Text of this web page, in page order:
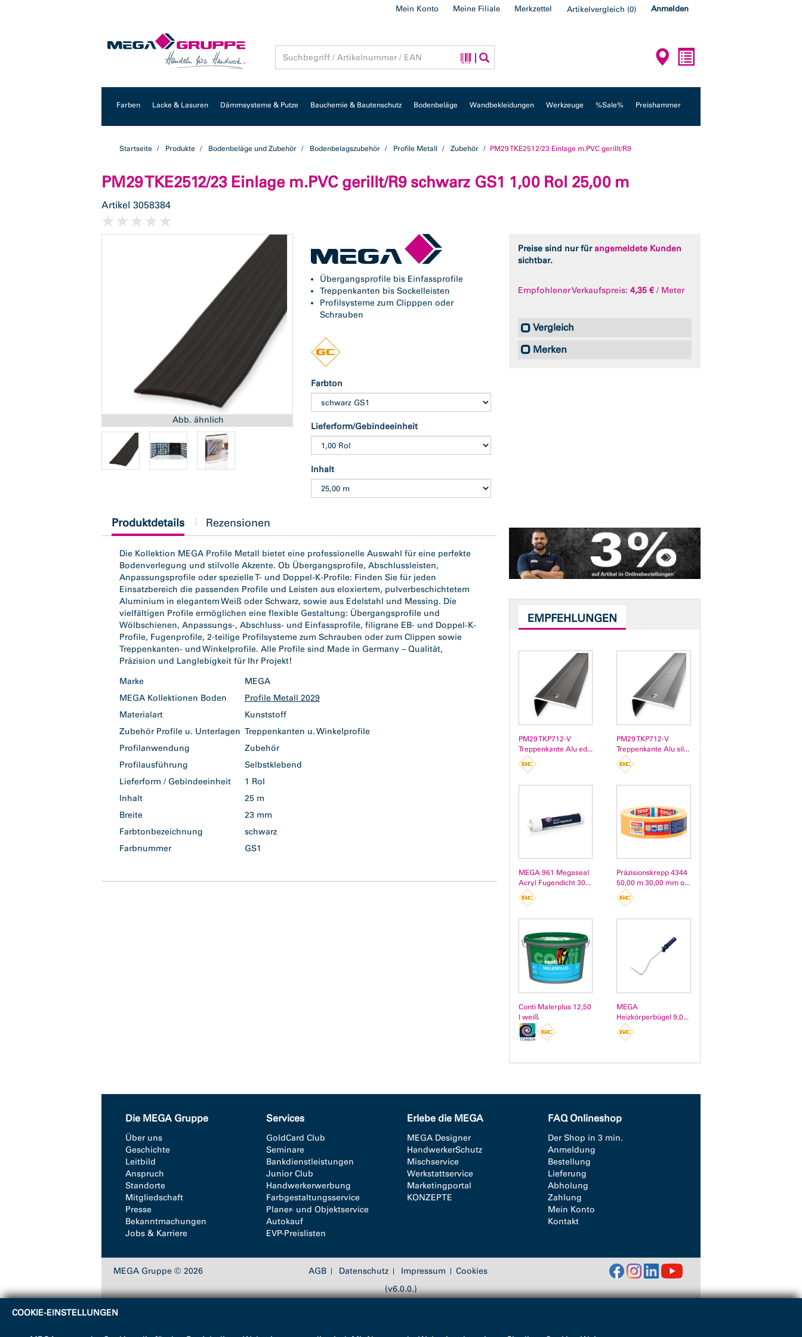
Mein Konto Meine Filiale Merkzettel Artikelvergleich (0) Anmelden
Farben Lacke & Lasuren Dämmsysteme & Putze Bauchemie & Bautenschutz Bodenbeläge Wandbekleidungen Werkzeuge %Sale% Preishammer
Startseite Produkte Bodenbeläge und Zubehör Bodenbelagszubehör Profile Metall Zubehör PM29 TKE2512/23 Einlage m.PVC gerillt/R9
PM29 TKE2512/23 Einlage m.PVC gerillt/R9 schwarz GS1 1,00 Rol 25,00 m
Artikel 3058384
Abb. ähnlich
Übergangsprofile bis Einfassprofile
Treppenkanten bis Sockelleisten
Profilsysteme zum Clipppen oder
Schrauben
Farbton
Lieferform/Gebindeeinheit
Inhalt
Preise sind nur fürangemeldete Kunden
sichtbar.
Empfohlener Verkaufspreis: 4,35 € / Meter
Vergleich
Merken
current
tab:
Produktdetails Rezensionen
Die Kollektion MEGA Profile Metall bietet eine professionelle Auswahl für eine perfekte
Bodenverlegung und stilvolle Akzente. Ob Übergangsprofile, Abschlussleisten,
Anpassungsprofile oder spezielle T- und Doppel-K-Profile: Finden Sie für jeden
Einsatzbereich die passenden Profile und Leisten aus eloxiertem, pulverbeschichtetem
Aluminium in elegantem Weiß oder Schwarz, sowie aus Edelstahl und Messing. Die
vielfältigen Profile ermöglichen eine flexible Gestaltung: Übergangsprofile und
Wölbschienen, Anpassungs-, Abschluss- und Einfassprofile, filigrane EB- und Doppel-K-
Profile, Fugenprofile, 2-teilige Profilsysteme zum Schrauben oder zum Clippen sowie
Treppenkanten- und Winkelprofile. Alle Profile sind Made in Germany – Qualität,
Präzision und Langlebigkeit für Ihr Projekt!
Marke
MEGA
MEGA Kollektionen Boden
Profile Metall 2029
Materialart
Kunststoff
Zubehör Profile u. Unterlagen Treppenkanten u. Winkelprofile
Profilanwendung
Zubehör
Profilausführung
Selbstklebend
Lieferform / Gebindeeinheit
1 Rol
Inhalt
25 m
Breite
23 mm
Farbtonbezeichnung
schwarz
Farbnummer
GS1
EMPFEHLUNGEN
PM29 TKP712-V
Treppenkante Alu ed...
PM29 TKP712-V
Treppenkante Alu sil...
MEGA 961 Megaseal
Acryl Fugendicht 30...
Präzisionskrepp 4344
50,00 m 30,00 mm o...
Conti Malerplus 12,50
l weiß
MEGA
Heizkörperbügel 9,0...
Die MEGA Gruppe
Über uns
Geschichte
Leitbild
Anspruch
Standorte
Mitgliedschaft
Presse
Bekanntmachungen
Jobs & Karriere
Services
GoldCard Club
Seminare
Bankdienstleistungen
Junior Club
Handwerkerwerbung
Farbgestaltungsservice
Planer- und Objektservice
Autokauf
EVP-Preislisten
Erlebe die MEGA
MEGA Designer
HandwerkerSchutz
Mischservice
Werkstattservice
Marketingportal
KONZEPTE
FAQ Onlineshop
Der Shop in 3 min.
Anmeldung
Bestellung
Lieferung
Abholung
Zahlung
Mein Konto
Kontakt
MEGA Gruppe © 2026 AGB Datenschutz Impressum
Cookies
(v6.0.0.)
COOKIE-EINSTELLUNGEN